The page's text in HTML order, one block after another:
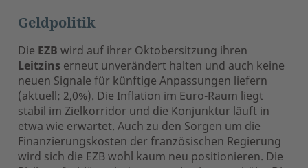
Geldpolitik
Die EZB wird auf ihrer Oktobersitzung ihren
Leitzins erneut unverändert halten und auch keine
neuen Signale für künftige Anpassungen liefern
(aktuell: 2,0%). Die Inflation im Euro-Raum liegt
stabil im Zielkorridor und die Konjunktur läuft in
etwa wie erwartet. Auch zu den Sorgen um die
Finanzierungskosten der französischen Regierung
wird sich die EZB wohl kaum neu positionieren. Die